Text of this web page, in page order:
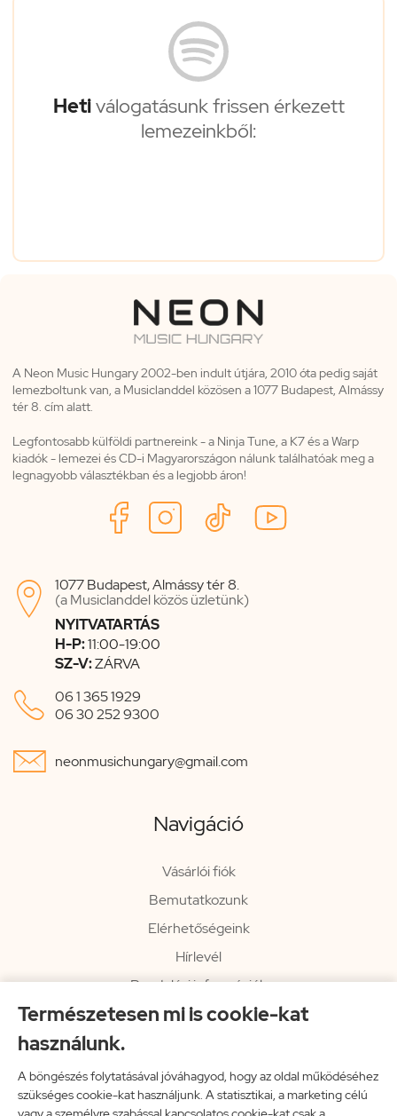
Természetesen mi is cookie-kat
használunk.
A böngészés folytatásával jóváhagyod, hogy az oldal működéséhez
szükséges cookie-kat használjunk. A statisztikai, a marketing célú
Hetiválogatásunk frissen érkezett
lemezeinkből:
A Neon Music Hungary 2002-ben indult útjára, 2010 óta pedig saját
lemezboltunk van, a Musiclanddel közösen a 1077 Budapest, Almássy
tér 8. cím alatt.
Legfontosabb külföldi partnereink - a Ninja Tune, a K7 és a Warp
kiadók - lemezei és CD-i Magyarországon nálunk találhatóak meg a
legnagyobb választékban és a legjobb áron!

1077 Budapest, Almássy tér 8.
(a Musiclanddel közös üzletünk)
NYITVATARTÁS
H-P:11:00-19:00
SZ-V:ZÁRVA
 06 1 365 1929
06 30 252 9300
 neonmusichungary@gmail.com
Navigáció
Vásárlói fiók
Bemutatkozunk
Elérhetőségeink
Hírlevél
Rendelési információk
Impresszum